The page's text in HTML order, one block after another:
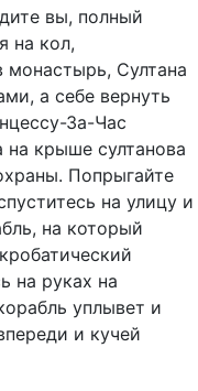
вы, полный
на кол,
монастырь, Султана
а себе вернуть
За-Час
крыше султанова
Попрыгайте
на улицу и
на который
на руках на
уплывет и
и кучей